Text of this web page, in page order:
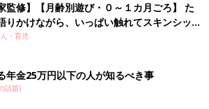
て支えながら、ママ・パパのひざに立たせ
んのひざを曲げるように体を少し沈ませ
しく持ち上げることを繰り返します。何度
ちゃん自身で脚に力を入れられるようにな
監修】【月齢別遊び・０～１カ月ごろ】 た
りかけながら、いっぱい触れてスキンシップ
・育児
年金25万円以下の人が知るべき事
話題)